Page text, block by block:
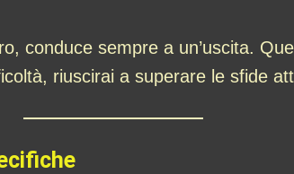
conduce sempre a un’uscita.
riuscirai a superare le sfide